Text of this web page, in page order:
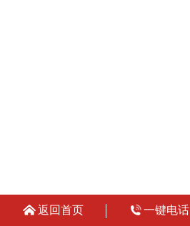
返回首页 一键电话